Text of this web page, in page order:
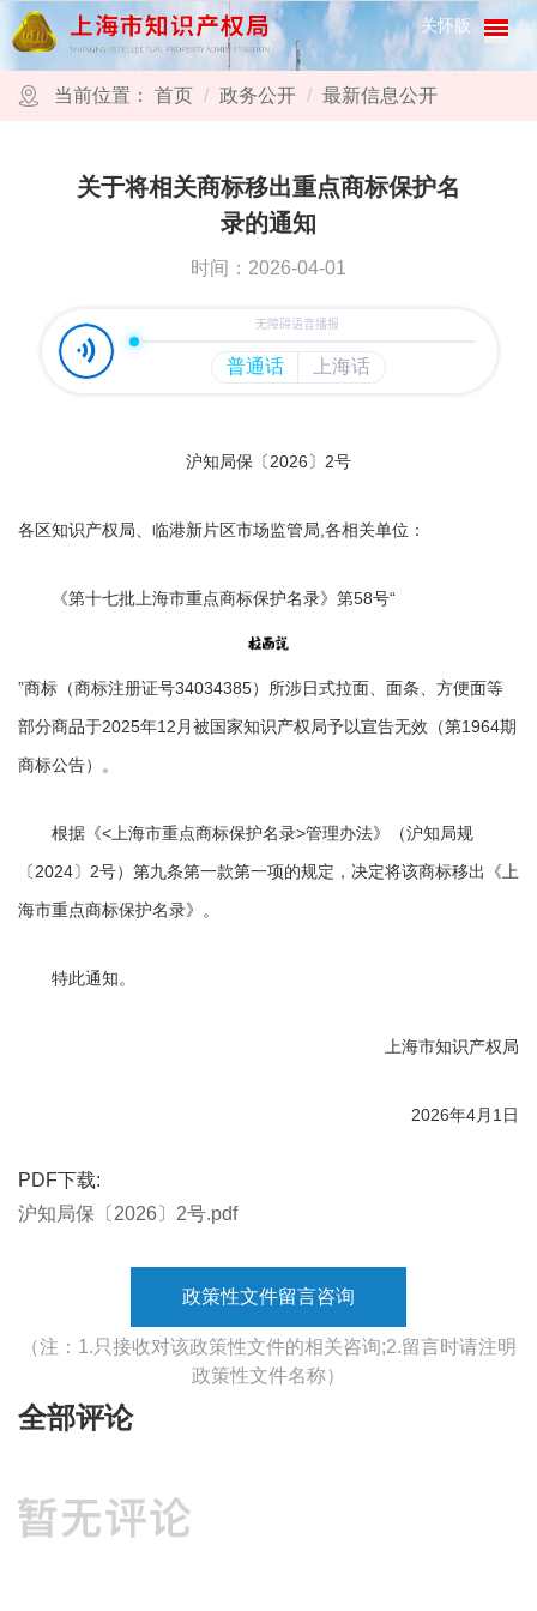
跳转到网站导航区 跳转到主要内容区域 关怀版
当前位置： 首页 政务公开 最新信息公开
关于将相关商标移出重点商标保护名
录的通知
时间：2026-04-01
沪知局保〔2026〕2号
各区知识产权局、临港新片区市场监管局,各相关单位：
《第十七批上海市重点商标保护名录》第58号“
”商标（商标注册证号34034385）所涉日式拉面、面条、方便面等
部分商品于2025年12月被国家知识产权局予以宣告无效（第1964期
商标公告）。
根据《<上海市重点商标保护名录>管理办法》（沪知局规
〔2024〕2号）第九条第一款第一项的规定，决定将该商标移出《上
海市重点商标保护名录》。
特此通知。
上海市知识产权局
2026年4月1日
PDF下载:
沪知局保〔2026〕2号.pdf
政策性文件留言咨询
（注：1.只接收对该政策性文件的相关咨询;2.留言时请注明
政策性文件名称）
全部评论